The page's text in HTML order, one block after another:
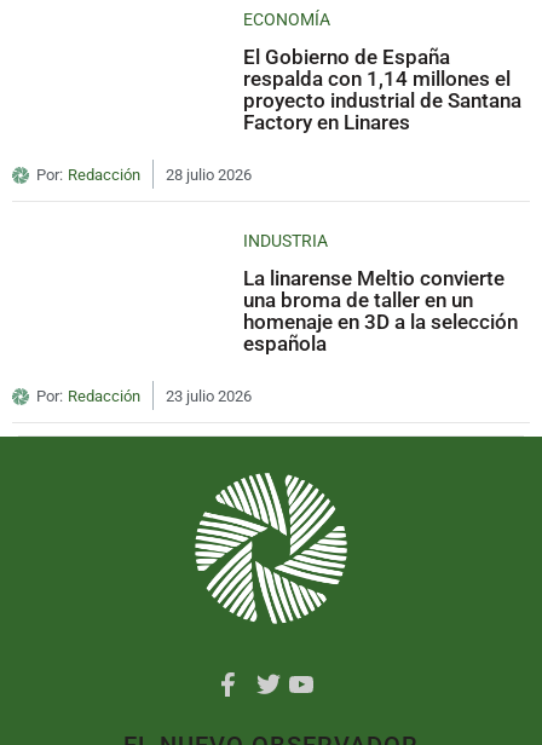
ECONOMÍA
El Gobierno de España
respalda con 1,14 millones el
proyecto industrial de Santana
Factory en Linares
Por: Redacción 28 julio 2026
INDUSTRIA
La linarense Meltio convierte
una broma de taller en un
homenaje en 3D a la selección
española
Por: Redacción 23 julio 2026